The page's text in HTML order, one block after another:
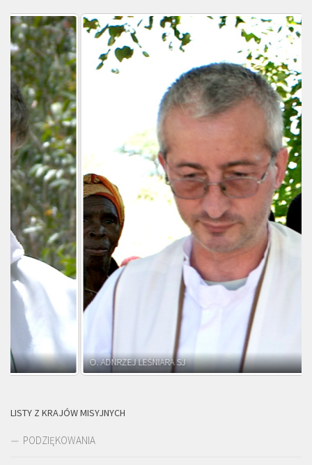
O. ADNRZEJ LEŚNIARA SJ
LISTY Z KRAJÓW MISYJNYCH
PODZIĘKOWANIA